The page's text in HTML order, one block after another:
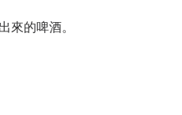
的啤酒。